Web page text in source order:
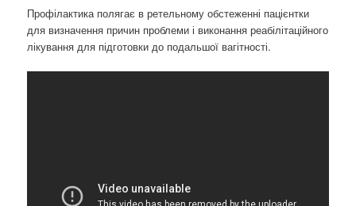
Профілактика полягає в ретельному обстеженні пацієнтки
для визначення причин проблеми і виконання реабілітаційного
лікування для підготовки до подальшої вагітності.